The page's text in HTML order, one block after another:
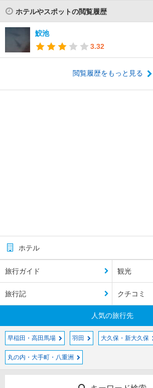
ホテルやスポットの閲覧履歴
鮫池
3.32
閲覧履歴をもっと見る
ホテル
旅行ガイド 観光
旅行記 クチコミ
人気の旅行先
早稲田・高田馬場 羽田 大久保・新大久保
丸の内・大手町・八重洲